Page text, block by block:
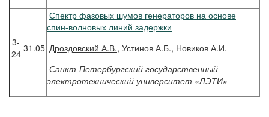
3-
24 31.05
Спектр фазовых шумов генераторов на основе
спин-волновых линий задержки
Дроздовский А.В., Устинов А.Б., Новиков А.И.
Санкт-Петербургский государственный
электротехнический университет «ЛЭТИ»